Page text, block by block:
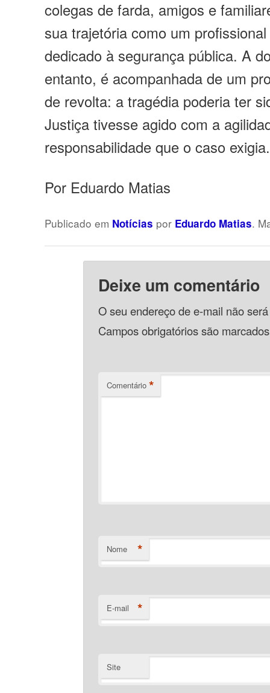
colegas de farda, amigos e
sua trajetória como um
dedicado à segurança pública. A
entanto, é acompanhada de um
de revolta: a tragédia poderia ter
Justiça tivesse agido com a
responsabilidade que o caso exigia.
Por Eduardo Matias
Publicado em Notícias por Eduardo Matias.
Deixe um comentário
O seu endereço de e-mail não
Campos obrigatórios são
Comentário *
Nome *
E-mail *
Site